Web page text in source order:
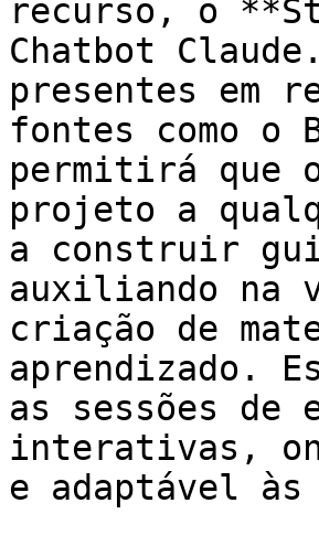
recurso, o
Chatbot
presentes em
fontes como o
permitirá que
projeto a
a construir
auxiliando na
criação de
aprendizado.
as sessões de
interativas,
e adaptável às